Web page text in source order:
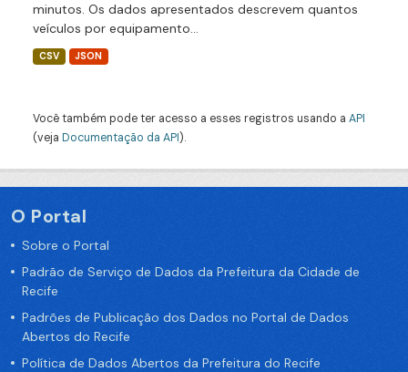
minutos. Os dados apresentados descrevem quantos
veículos por equipamento...
CSV JSON
Você também pode ter acesso a esses registros usando a API
(veja Documentação da API).
O Portal
Sobre o Portal
Padrão de Serviço de Dados da Prefeitura da Cidade de
Recife
Padrões de Publicação dos Dados no Portal de Dados
Abertos do Recife
Política de Dados Abertos da Prefeitura do Recife